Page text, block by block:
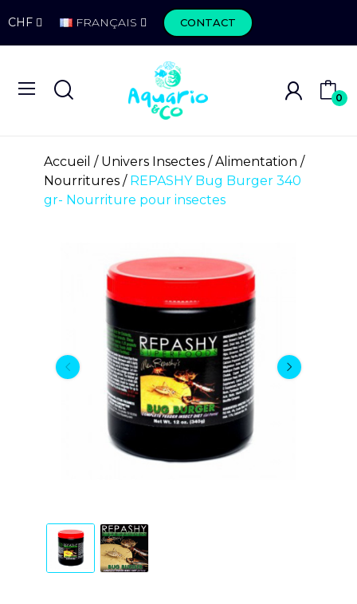
CHF FRANÇAIS CONTACT
0
Accueil Univers Insectes
Alimentation
Nourritures
REPASHY Bug Burger 340
gr- Nourriture pour insectes